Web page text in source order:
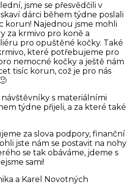
jsme se přesvědčili v
dárci během týdne poslali
korun! Najednou jsme mohli
za krmivo pro koně a
pro opuštěné kočky. Také
které potřebujeme pro
nemocné kočky a ještě nám
tisíc korun, což je pro nás
s materiálními
týdne přijeli, a za které také
za slova podpory, finanční
jste nám se postavit na nohy
se tak obáváme, jdeme s
sami!
a Karel Novotných